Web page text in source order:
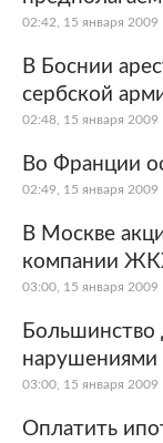
02:42, 15 января 2009
В Боснии
сербской
02:48, 15 января 2009
Во Франции
02:49, 15 января 2009
В Москве
компании
03:00, 15 января 2009
Большинство
нарушениями
03:00, 15 января 2009
Оплатить